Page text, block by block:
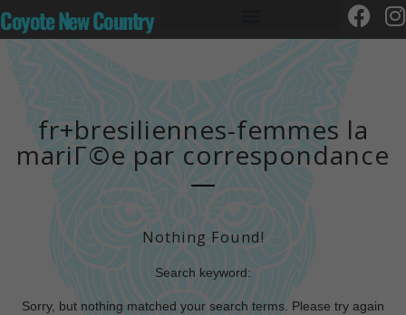
Coyote New Country
fr+bresiliennes-femmes la
mariГ©e par correspondance
Nothing Found!
Search keyword:
Sorry, but nothing matched your search terms. Please try again